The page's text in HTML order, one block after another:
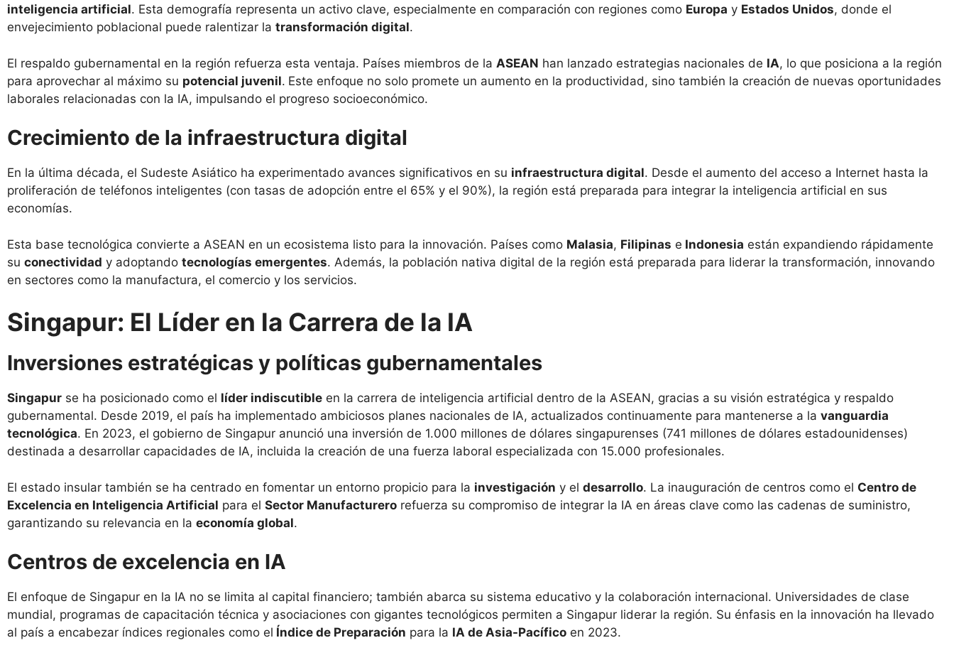
inteligencia artificial. Esta demografía representa un activo clave, especialmente en comparación con regiones como Europa y Estados Unidos, donde el
envejecimiento poblacional puede ralentizar la transformación digital.
El respaldo gubernamental en la región refuerza esta ventaja. Países miembros de la ASEAN han lanzado estrategias nacionales de IA, lo que posiciona a la región
para aprovechar al máximo su potencial juvenil. Este enfoque no solo promete un aumento en la productividad, sino también la creación de nuevas oportunidades
laborales relacionadas con la IA, impulsando el progreso socioeconómico.
Crecimiento de la infraestructura digital
En la última década, el Sudeste Asiático ha experimentado avances significativos en su infraestructura digital. Desde el aumento del acceso a Internet hasta la
proliferación de teléfonos inteligentes (con tasas de adopción entre el 65% y el 90%), la región está preparada para integrar la inteligencia artificial en sus
economías.
Esta base tecnológica convierte a ASEAN en un ecosistema listo para la innovación. Países como Malasia, Filipinas e Indonesia están expandiendo rápidamente
su conectividad y adoptando tecnologías emergentes. Además, la población nativa digital de la región está preparada para liderar la transformación, innovando
en sectores como la manufactura, el comercio y los servicios.
Singapur: El Líder en la Carrera de la IA
Inversiones estratégicas y políticas gubernamentales
Singapur se ha posicionado como el líder indiscutible en la carrera de inteligencia artificial dentro de la ASEAN, gracias a su visión estratégica y respaldo
gubernamental. Desde 2019, el país ha implementado ambiciosos planes nacionales de IA, actualizados continuamente para mantenerse a la vanguardia
tecnológica. En 2023, el gobierno de Singapur anunció una inversión de 1.000 millones de dólares singapurenses (741 millones de dólares estadounidenses)
destinada a desarrollar capacidades de IA, incluida la creación de una fuerza laboral especializada con 15.000 profesionales.
El estado insular también se ha centrado en fomentar un entorno propicio para la investigación y el desarrollo. La inauguración de centros como el Centro de
Excelencia en Inteligencia Artificial para el Sector Manufacturero refuerza su compromiso de integrar la IA en áreas clave como las cadenas de suministro,
garantizando su relevancia en la economía global.
Centros de excelencia en IA
El enfoque de Singapur en la IA no se limita al capital financiero; también abarca su sistema educativo y la colaboración internacional. Universidades de clase
mundial, programas de capacitación técnica y asociaciones con gigantes tecnológicos permiten a Singapur liderar la región. Su énfasis en la innovación ha llevado
al país a encabezar índices regionales como el Índice de Preparación para la IA de Asia-Pacífico en 2023.